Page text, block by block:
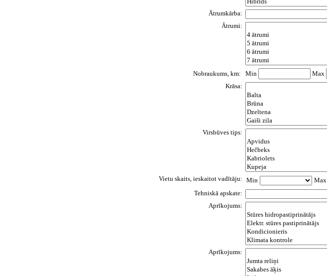
Ātrumkārba:
Ātrumi:
Nobraukums, km: Min
Max
Krāsa:
Virsbūves tips:
Vietu skaits, ieskaitot vadītāju: Min
Max
Tehniskā apskate:
Aprīkojums:
Aprīkojums: